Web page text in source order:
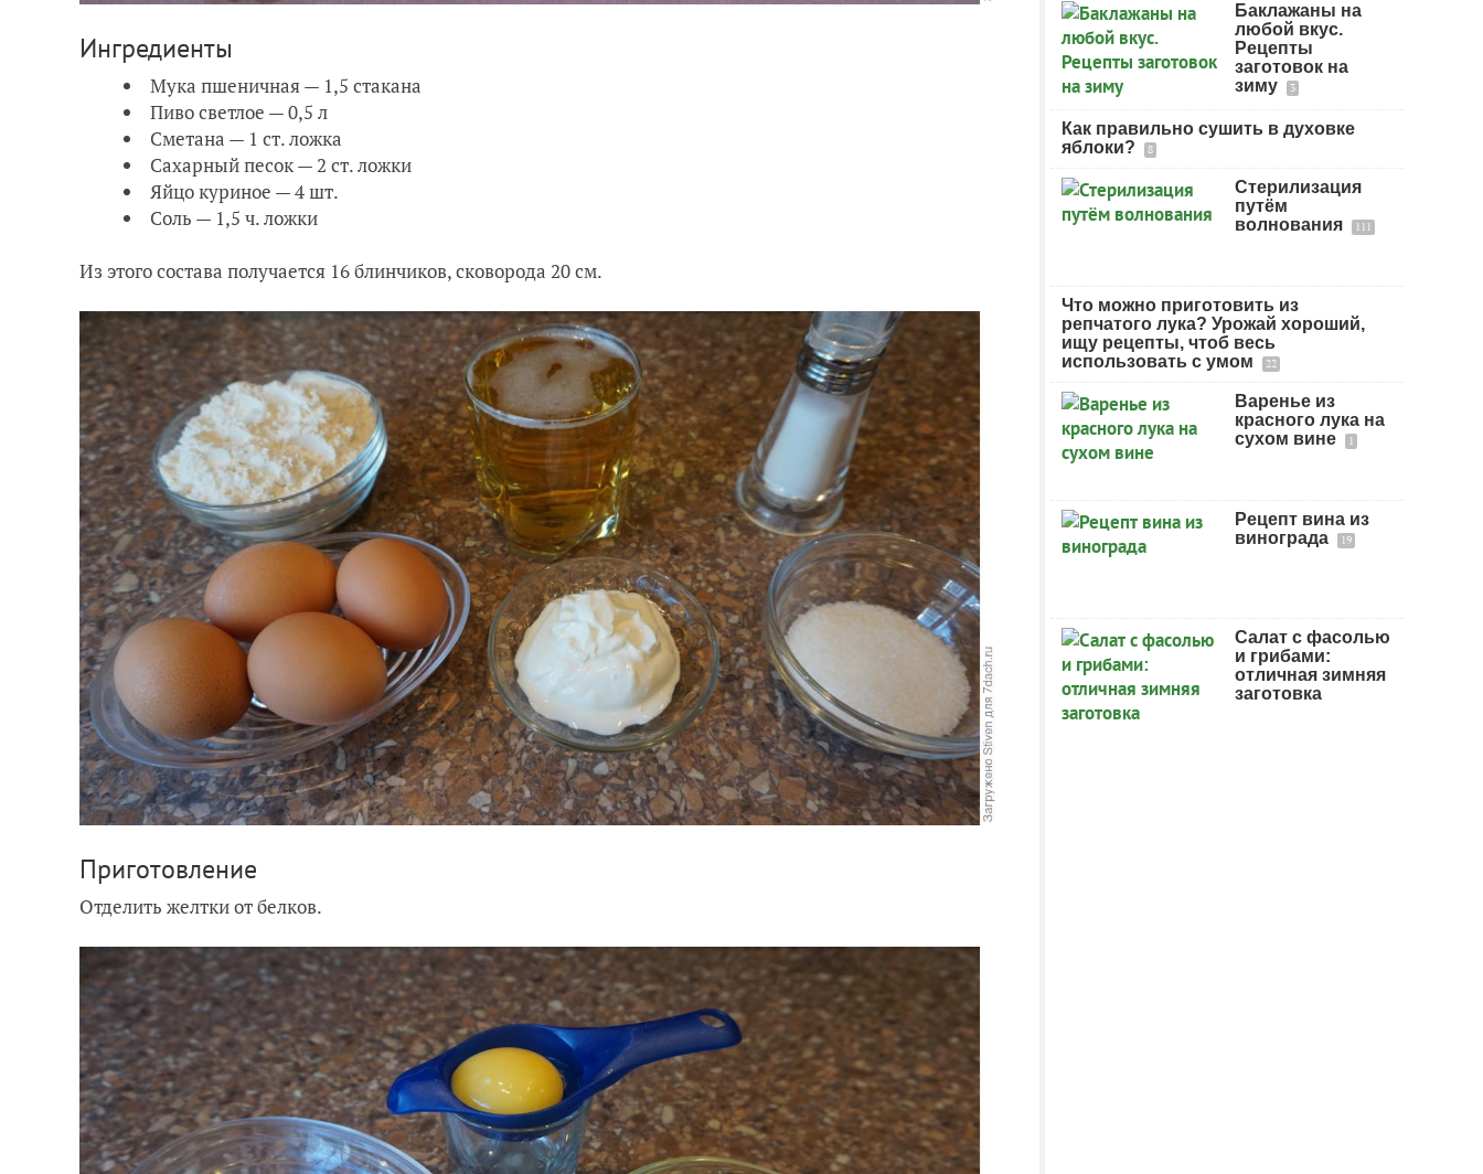
Ингредиенты
Мука пшеничная — 1,5 стакана
Пиво светлое — 0,5 л
Сметана — 1 ст. ложка
Сахарный песок — 2 ст. ложки
Яйцо куриное — 4 шт.
Соль — 1,5 ч. ложки
Из этого состава получается 16 блинчиков, сковорода 20 см.
Приготовление
Отделить желтки от белков.
Баклажаны на
любой вкус.
Рецепты
заготовок на
зиму
3
Как правильно сушить в духовке
яблоки?
8
Стерилизация
путём
волнования
111
Что можно приготовить из
репчатого лука? Урожай хороший,
ищу рецепты, чтоб весь
использовать с умом
22
Варенье из
красного лука на
сухом вине
1
Рецепт вина из
винограда
19
Салат с фасолью
и грибами:
отличная зимняя
заготовка